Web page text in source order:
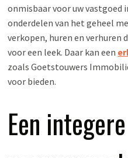
onmisbaar voor uw vastgoed
onderdelen van het geheel
verkopen, huren en verhuren
voor een leek. Daar kan een
zoals Goetstouwers
voor bieden.
Een